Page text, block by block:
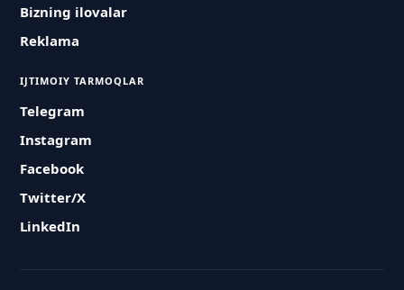
Bizning ilovalar
Reklama
IJTIMOIY TARMOQLAR
Telegram
Instagram
Facebook
Twitter/X
LinkedIn